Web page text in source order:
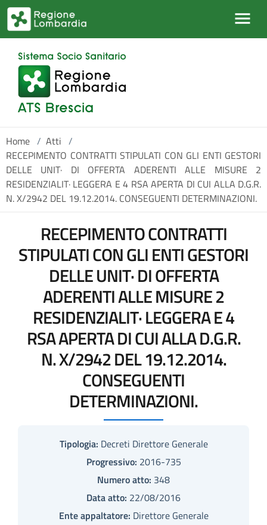
Salta al contenuto principale
Home / Atti /
RECEPIMENTO CONTRATTI STIPULATI CON GLI ENTI GESTORI
DELLE UNIT· DI OFFERTA ADERENTI ALLE MISURE 2
RESIDENZIALIT· LEGGERA E 4 RSA APERTA DI CUI ALLA D.G.R.
N. X/2942 DEL 19.12.2014. CONSEGUENTI DETERMINAZIONI.
RECEPIMENTO CONTRATTI
STIPULATI CON GLI ENTI GESTORI
DELLE UNIT· DI OFFERTA
ADERENTI ALLE MISURE 2
RESIDENZIALIT· LEGGERA E 4
RSA APERTA DI CUI ALLA D.G.R.
N. X/2942 DEL 19.12.2014.
CONSEGUENTI
DETERMINAZIONI.
Tipologia: Decreti Direttore Generale
Progressivo: 2016-735
Numero atto: 348
Data atto: 22/08/2016
Ente appaltatore: Direttore Generale